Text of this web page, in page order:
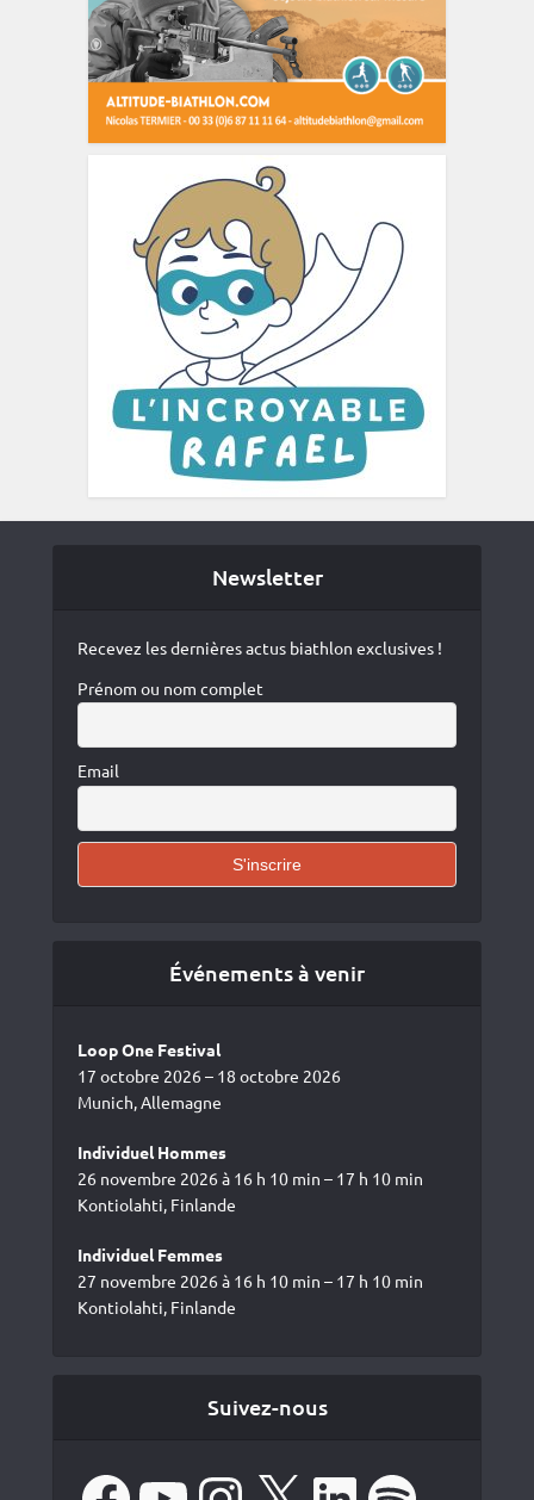
Newsletter
Recevez les dernières actus biathlon exclusives !
Prénom ou nom complet
Email
Événements à venir
Loop One Festival
17 octobre 2026 – 18 octobre 2026
Munich, Allemagne
Individuel Hommes
26 novembre 2026 à 16 h 10 min – 17 h 10 min
Kontiolahti, Finlande
Individuel Femmes
27 novembre 2026 à 16 h 10 min – 17 h 10 min
Kontiolahti, Finlande
Suivez-nous
FacebookYouTube Instagram LinkedIn Spotify